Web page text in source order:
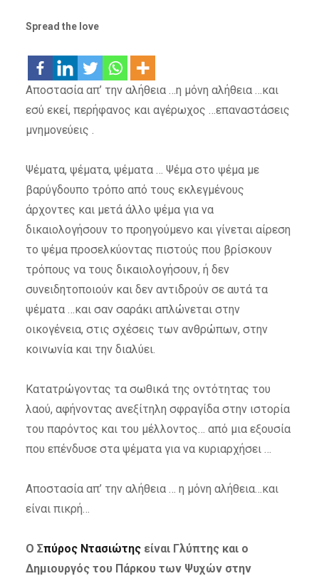
Spread the love
Αποστασία απ’ την αλήθεια …η μόνη αλήθεια …και
εσύ εκεί, περήφανος και αγέρωχος …επαναστάσεις
μνημονεύεις .
Ψέματα, ψέματα, ψέματα … Ψέμα στο ψέμα με
βαρύγδουπο τρόπο από τους εκλεγμένους
άρχοντες και μετά άλλο ψέμα για να
δικαιολογήσουν το προηγούμενο και γίνεται αίρεση
το ψέμα προσελκύοντας πιστούς που βρίσκουν
τρόπους να τους δικαιολογήσουν, ή δεν
συνειδητοποιούν και δεν αντιδρούν σε αυτά τα
ψέματα …και σαν σαράκι απλώνεται στην
οικογένεια, στις σχέσεις των ανθρώπων, στην
κοινωνία και την διαλύει.
Κατατρώγοντας τα σωθικά της οντότητας του
λαού, αφήνοντας ανεξίτηλη σφραγίδα στην ιστορία
του παρόντος και του μέλλοντος… από μια εξουσία
που επένδυσε στα ψέματα για να κυριαρχήσει …
Αποστασία απ’ την αλήθεια … η μόνη αλήθεια…και
είναι πικρή…
Ο Σπύρος Ντασιώτηςείναι Γλύπτης και ο
Δημιουργός του Πάρκου των Ψυχών στην